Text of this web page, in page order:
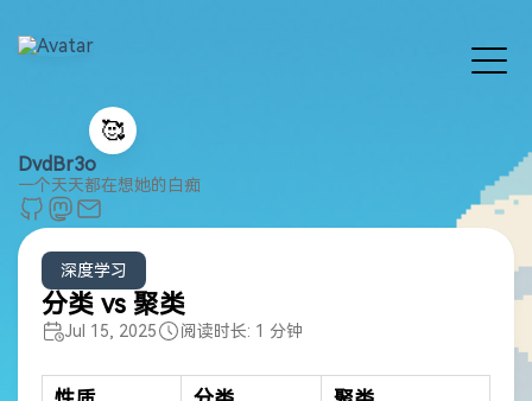
🥰
DvdBr3o
一个天天都在想她的白痴
深度学习
分类 vs 聚类
Jul 15, 2025 阅读时长: 1 分钟